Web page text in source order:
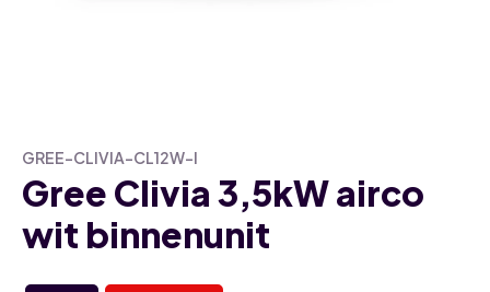
GREE-CLIVIA-CL12W-I
Gree Clivia 3,5kW airco
wit binnenunit